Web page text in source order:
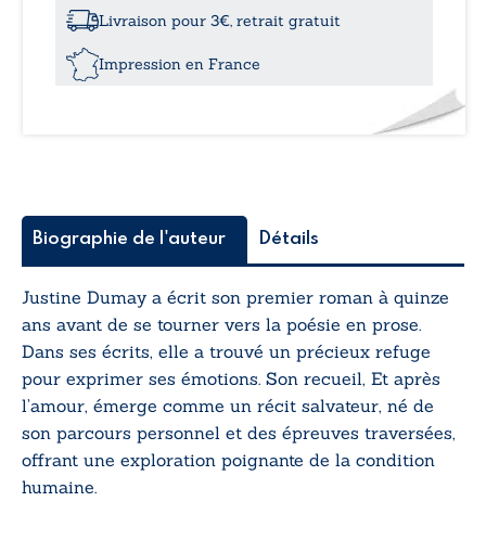
l’amourLivraison pour 3€, retrait gratuit
Impression en France
Biographie de l'auteur Détails
Justine Dumay a écrit son premier roman à quinze
ans avant de se tourner vers la poésie en prose.
Dans ses écrits, elle a trouvé un précieux refuge
pour exprimer ses émotions. Son recueil, Et après
l’amour, émerge comme un récit salvateur, né de
son parcours personnel et des épreuves traversées,
offrant une exploration poignante de la condition
humaine.